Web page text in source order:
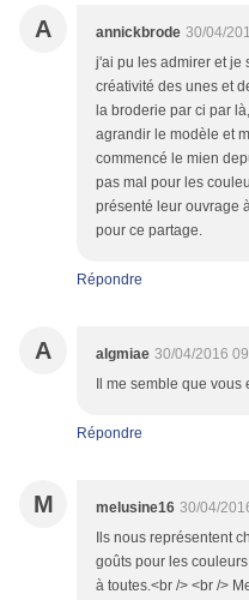
A annickbrode 30/04/
j'ai pu les admirer et je
créativité des unes et
la broderie par ci par
agrandir le modèle et
commencé le mien
pas mal pour les
présenté leur ouvrage
pour ce partage.
Répondre
A algmiae 30/04/2016
Il me semble que
Répondre
M melusine16 30/04/
Ils nous représentent
goûts pour les
à toutes.<br /> <br />